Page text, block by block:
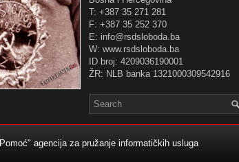
T: +387 35 271 281
F: +387 35 252 370
E: info@rsdsloboda.ba
W: www.rsdsloboda.ba
ID broj: 4209036190001
ŽR: NLB banka 1321000309542916
agencija za pružanje informatičkih usluga